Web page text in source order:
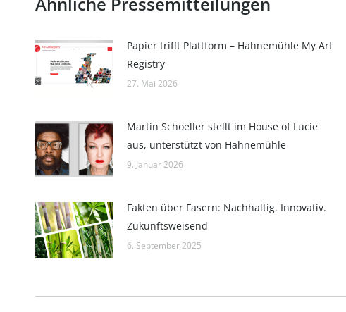
Papier trifft Plattform – Hahnemühle My Art
Registry
27. Mai 2026
Martin Schoeller stellt im House of Lucie
aus, unterstützt von Hahnemühle
9. Januar 2026
Fakten über Fasern: Nachhaltig. Innovativ.
Zukunftsweisend
6. September 2025